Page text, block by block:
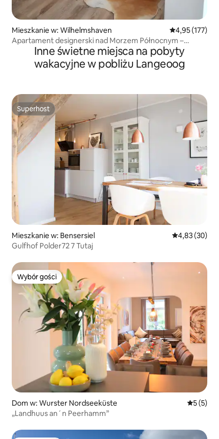
Mieszkanie w: Wilhelmshaven Średnia
4,95 (177)
Apartament designerski nad Morzem Północnym –
Wilhelmshaven
Inne świetne miejsca na pobyty
wakacyjne w pobliżu Langeoog
Superhost
Superhost
Mieszkanie w: Bensersiel Średnia
4,83 (30)
Gulfhof Polder72 7 Tutaj
Wybór gości
Wybór gości
Dom w: Wurster Nordseeküste Średnia
5 (5)
„Landhuus an´n Peerhamm”